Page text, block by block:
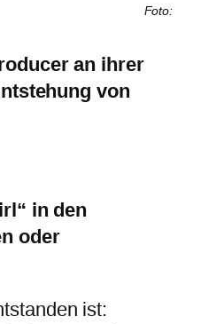
Foto:
an ihrer
von
in den
oder
ist: